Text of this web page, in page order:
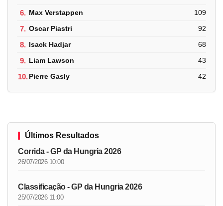
6. Max Verstappen 109
7. Oscar Piastri 92
8. Isack Hadjar 68
9. Liam Lawson 43
10.Pierre Gasly 42
Últimos Resultados
Corrida - GP da Hungria 2026
26/07/2026 10:00
Classificação - GP da Hungria 2026
25/07/2026 11:00